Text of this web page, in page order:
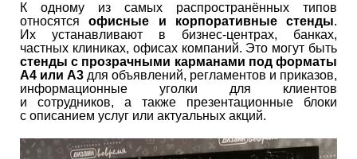
К одному из самых распространённых типов
относятсяофисные и корпоративные стенды.
Их устанавливают в бизнес-центрах, банках,
частных клиниках, офисах компаний. Это могут быть
стенды с прозрачными карманами под форматы
А4 или А3 для объявлений, регламентов и приказов,
информационные уголки для клиентов
и сотрудников, а также презентационные блоки
с описанием услуг или актуальных акций.